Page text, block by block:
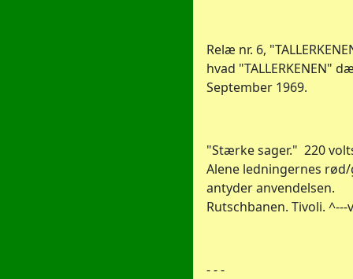
Relæ nr. 6,
hvad "TALLERKENEN"
September 1969.
"Stærke sager." 220
Alene ledningernes
antyder anvendelsen.
Rutschbanen. Tivoli.
- - -